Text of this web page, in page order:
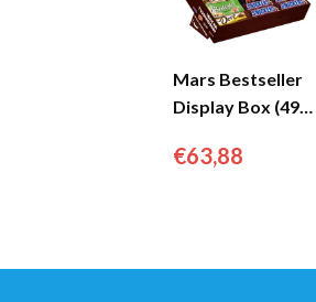
Mars Bestseller
Display Box (49
€63,88